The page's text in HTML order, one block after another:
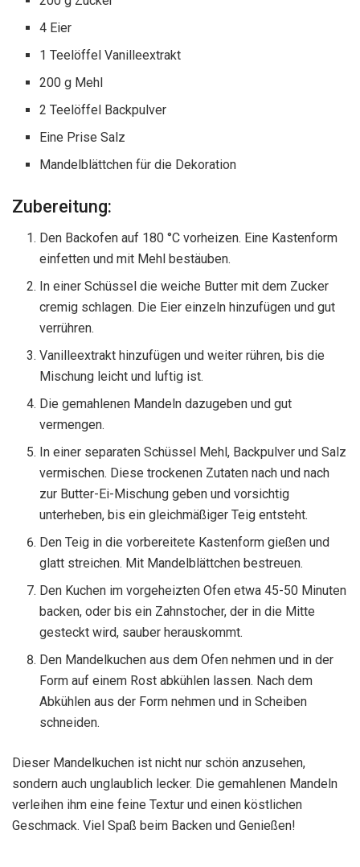
4 Eier
1 Teelöffel Vanilleextrakt
200 g Mehl
2 Teelöffel Backpulver
Eine Prise Salz
Mandelblättchen für die Dekoration
Zubereitung:
Den Backofen auf 180 °C vorheizen. Eine Kastenform
einfetten und mit Mehl bestäuben.
In einer Schüssel die weiche Butter mit dem Zucker
cremig schlagen. Die Eier einzeln hinzufügen und gut
verrühren.
Vanilleextrakt hinzufügen und weiter rühren, bis die
Mischung leicht und luftig ist.
Die gemahlenen Mandeln dazugeben und gut
vermengen.
In einer separaten Schüssel Mehl, Backpulver und Salz
vermischen. Diese trockenen Zutaten nach und nach
zur Butter-Ei-Mischung geben und vorsichtig
unterheben, bis ein gleichmäßiger Teig entsteht.
Den Teig in die vorbereitete Kastenform gießen und
glatt streichen. Mit Mandelblättchen bestreuen.
Den Kuchen im vorgeheizten Ofen etwa 45-50 Minuten
backen, oder bis ein Zahnstocher, der in die Mitte
gesteckt wird, sauber herauskommt.
Den Mandelkuchen aus dem Ofen nehmen und in der
Form auf einem Rost abkühlen lassen. Nach dem
Abkühlen aus der Form nehmen und in Scheiben
schneiden.
Dieser Mandelkuchen ist nicht nur schön anzusehen,
sondern auch unglaublich lecker. Die gemahlenen Mandeln
verleihen ihm eine feine Textur und einen köstlichen
Geschmack. Viel Spaß beim Backen und Genießen!